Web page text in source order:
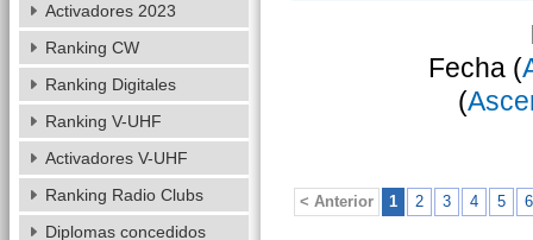
Fecha (
(
< Anterior 1 2 3 4 5 6
Activadores 2023
Ranking CW
Ranking Digitales
Ranking V-UHF
Activadores V-UHF
Ranking Radio Clubs
Diplomas concedidos